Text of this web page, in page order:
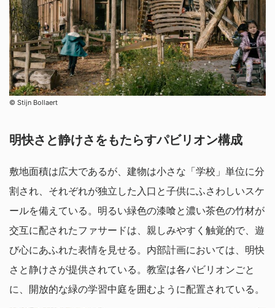
©︎ Stijn Bollaert
明快さと静けさをもたらすパビリオン構成
敷地面積は広大であるが、建物は小さな「学校」単位に分
割され、それぞれが独立した入口と子供にふさわしいスケ
ールを備えている。明るい緑色の漆喰と濃い茶色の竹材が
交互に配されたファサードは、親しみやすく触覚的で、遊
び心にあふれた表情を見せる。内部計画においては、明快
さと静けさが提供されている。教室は各パビリオンごと
に、開放的な緑の学習中庭を囲むように配置されている。